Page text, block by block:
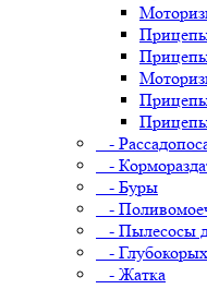
-
-
- Буры
-
- Пылесосы
-
- Жатка